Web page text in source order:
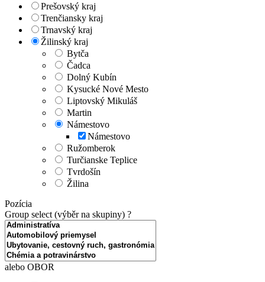
Prešovský kraj
Trenčiansky kraj
Trnavský kraj
Žilinský kraj
Bytča
Čadca
Dolný Kubín
Kysucké Nové Mesto
Liptovský Mikuláš
Martin
Námestovo
Námestovo
Ružomberok
Turčianske Teplice
Tvrdošín
Žilina
Pozícia
Group select (výběr na skupiny) ?
alebo OBOR